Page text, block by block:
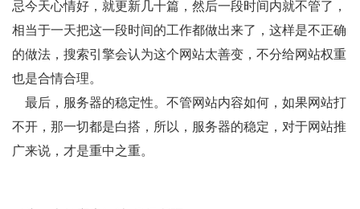
忌今天心情好，就更新几十篇，然后一段时间内就不管了，
相当于一天把这一段时间的工作都做出来了，这样是不正确
的做法，搜索引擎会认为这个网站太善变，不分给网站权重
也是合情合理。
最后，服务器的稳定性。不管网站内容如何，如果网站打
不开，那一切都是白搭，所以，服务器的稳定，对于网站推
广来说，才是重中之重。